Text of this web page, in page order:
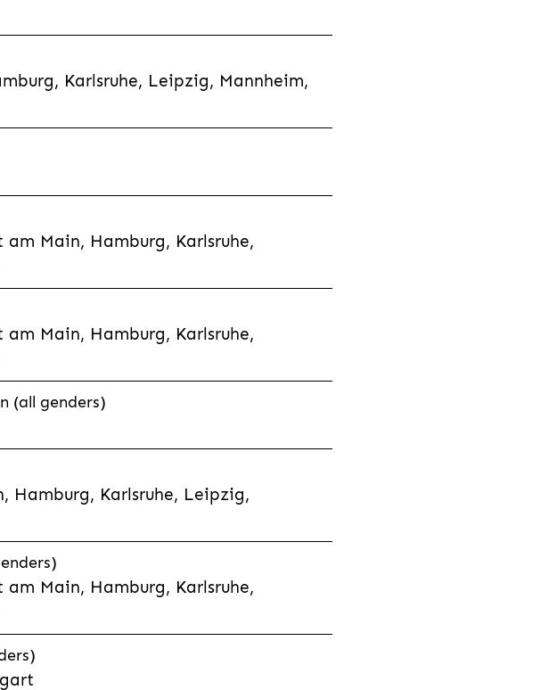
Karlsruhe, Leipzig, Mannheim,
am Main, Hamburg, Karlsruhe,
am Main, Hamburg, Karlsruhe,
(all genders)
Hamburg, Karlsruhe, Leipzig,
am Main, Hamburg, Karlsruhe,